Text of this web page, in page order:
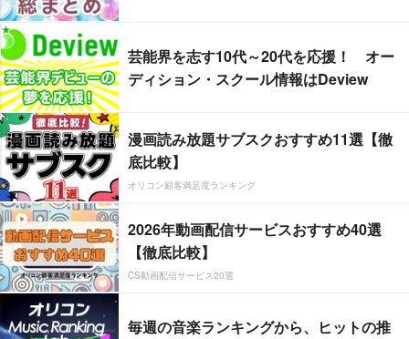
芸能界を志す10代～20代を応援！ オー
ディション・スクール情報はDeview
漫画読み放題サブスクおすすめ11選【徹
底比較】
オリコン顧客満足度ランキング
2026年動画配信サービスおすすめ40選
【徹底比較】
CS動画配信サービス20選
毎週の音楽ランキングから、ヒットの推